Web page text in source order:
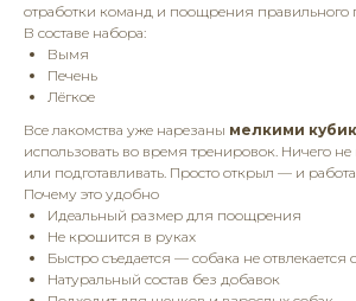
отработки команд и поощрения правильного
В составе набора:
Вымя
Печень
Лёгкое
Все лакомства уже нарезаны мелкими
использовать во время тренировок. Ничего не
или подготавливать. Просто открыл — и
Почему это удобно
Идеальный размер для поощрения
Не крошится в руках
Быстро съедается — собака не отвлекается
Натуральный состав без добавок